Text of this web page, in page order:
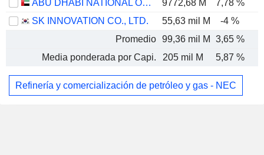
ABU DHABI NATIONAL OIL COMPANY FOR DISTRIBUTION
9772,68 M 7,78 %
SK INNOVATION CO., LTD.
55,63 mil M -4 %
Promedio 99,36 mil M 3,65 %
Media ponderada por Capi.
205 mil M 5,87 %
Refinería y comercialización de petróleo y gas - NEC